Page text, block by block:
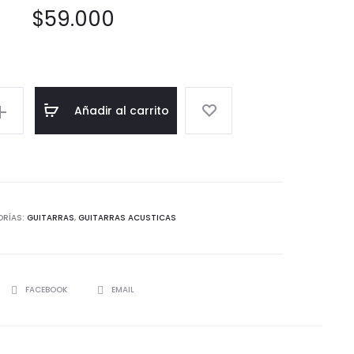
$59.000
Añadir al carrito
GUITARRAS, GUITARRAS ACUSTICAS
SHAREFACEBOOK EMAIL